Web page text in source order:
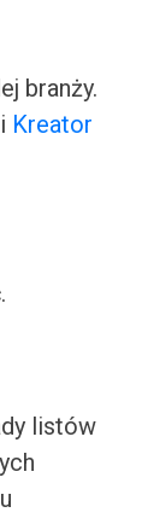
branży.
Kreator
listów